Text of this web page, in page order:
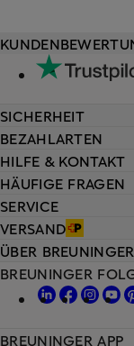
HILFE & KONTAKT
HÄUFIGE FRAGEN
SERVICE
VERSAND
SICHERHEIT
BEZAHLARTEN
ÜBER BREUNINGER
BREUNINGER
BREUNINGER APP